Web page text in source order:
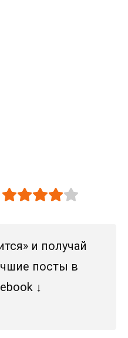
и получай
посты в
↓